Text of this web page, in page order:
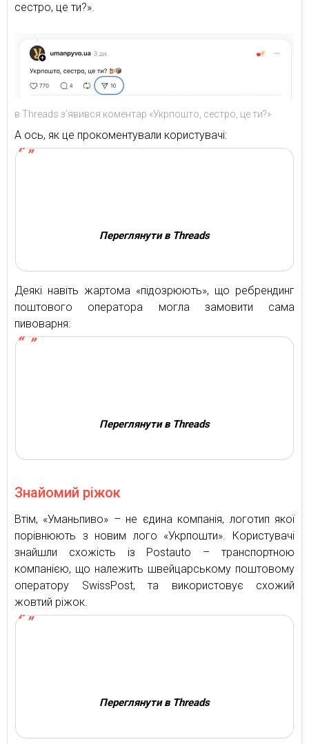
сестро, це ти?».
в Threads з’явився коментар «Укрпошто, сестро, це ти?»
А ось, як це прокоментували користувачі:
Переглянути в Threads
Деякі навіть жартома «підозрюють», що ребрендинг
поштового оператора могла замовити сама
пивоварня:
Переглянути в Threads
Знайомий ріжок
Втім, «Уманьпиво» – не єдина компанія, логотип якої
порівнюють з новим лого «Укрпошти». Користувачі
знайшли схожість із Postauto – транспортною
компанією, що належить швейцарському поштовому
оператору SwissPost, та використовує схожий
жовтий ріжок.
Переглянути в Threads